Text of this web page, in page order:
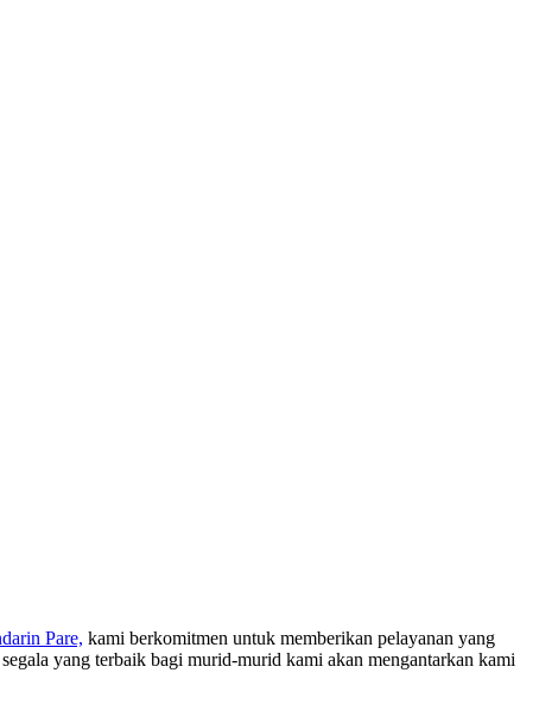
Pare, kami berkomitmen untuk memberikan pelayanan yang
yang terbaik bagi murid-murid kami akan mengantarkan kami